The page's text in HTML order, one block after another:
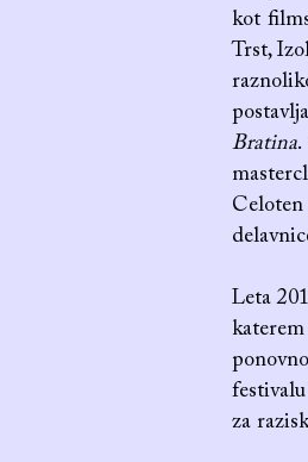
kot
Trst,
Bratina
Leta
za